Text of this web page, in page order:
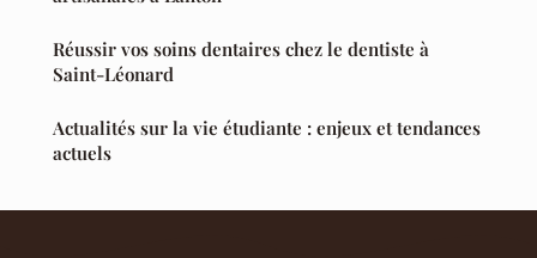
Réussir vos soins dentaires chez le dentiste à
Saint-Léonard
Actualités sur la vie étudiante : enjeux et tendances
actuels